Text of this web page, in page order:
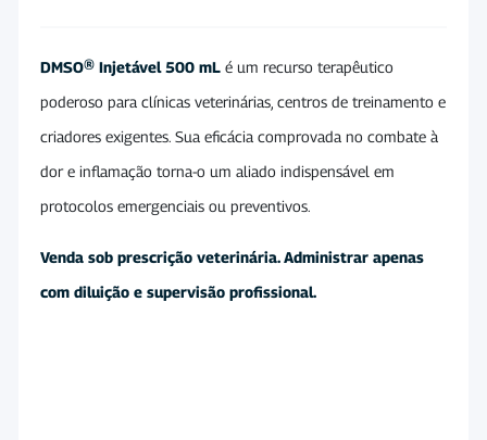
DMSO® Injetável 500 mL é um recurso terapêutico
poderoso para clínicas veterinárias, centros de treinamento e
criadores exigentes. Sua eficácia comprovada no combate à
dor e inflamação torna-o um aliado indispensável em
protocolos emergenciais ou preventivos.
Venda sob prescrição veterinária. Administrar apenas
com diluição e supervisão profissional.